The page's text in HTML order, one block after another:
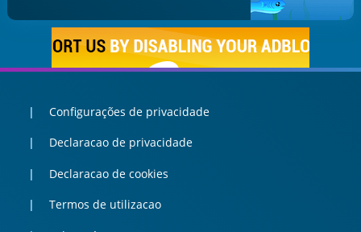
Configurações de privacidade
Declaracao de privacidade
Declaracao de cookies
Termos de utilizacao